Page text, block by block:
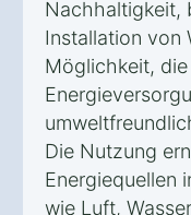
Nachhaltigkeit,
Installation von
Möglichkeit,
Die Nutzung
Energiequellen
wie Luft,